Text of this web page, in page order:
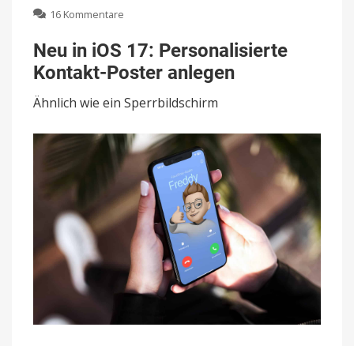
16 Kommentare
in
iOS
17:
Kontakt-
anlegen
Neu in iOS 17: Personalisierte
Kontakt-Poster anlegen
Ähnlich wie ein Sperrbildschirm